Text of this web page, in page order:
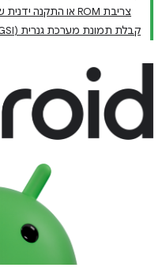
צריבת ROM או התקנה ידנית של קובץ אימג' של המערכת
קבלת תמונת מערכת גנרית (GSI)